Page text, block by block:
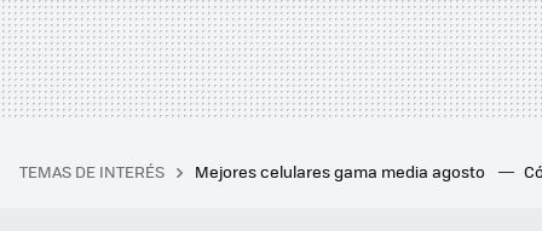
TEMAS DE INTERÉS Mejores celulares gama media agosto